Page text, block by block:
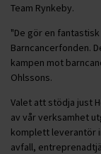
Team Rynkeby.
"De gör en
Barncancerfonden.
kampen mot
Ohlssons.
Valet att stödja just
av vår verksamhet
komplett leverantör
avfall,